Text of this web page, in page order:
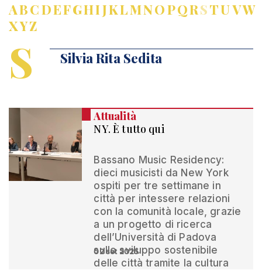
ABCDEFGHIJKLMNOPQRSTUVW
XYZ
S Silvia Rita Sedita
Attualità
NY. È tutto qui
Bassano Music Residency:
dieci musicisti da New York
ospiti per tre settimane in
città per intessere relazioni
con la comunità locale, grazie
a un progetto di ricerca
dell’Università di Padova
sullo sviluppo sostenibile
delle città tramite la cultura
02 set 2025